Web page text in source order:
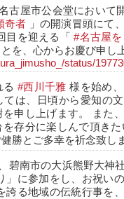
古屋市公会堂において
奇者 」の開演冒頭にて
目を迎える「#名古屋
を、心からお慶び申し
status/
#西川千雅 様を始め
ては、日頃から愛知の
を申し上げます。 また
を存分に楽しんで頂き
勝とご多幸を祈念致し
碧南市の大浜熊野大神
」に参加をし、お祝い
誇る地域の伝統行事を